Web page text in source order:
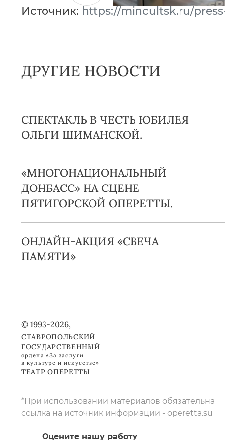
Источник: https://mincultsk.ru/
ДРУГИЕ НОВОСТИ
СПЕКТАКЛЬ В ЧЕСТЬ ЮБИЛЕЯ
ОЛЬГИ ШИМАНСКОЙ.
«МНОГОНАЦИОНАЛЬНЫЙ
ДОНБАСС» НА СЦЕНЕ
ПЯТИГОРСКОЙ ОПЕРЕТТЫ.
ОНЛАЙН-АКЦИЯ «СВЕЧА
ПАМЯТИ»
© 1993-2026,
СТАВРОПОЛЬСКИЙ
ГОСУДАРСТВЕННЫЙ
ордена «За заслуги
в культуре и искусстве»
ТЕАТР ОПЕРЕТТЫ
*При использовании материалов обязательна
ссылка на источник информации - operetta.su
Оцените нашу работу